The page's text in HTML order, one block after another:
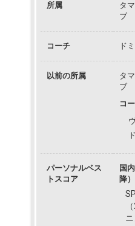
所属
タ
ブ
コーチ ド
以前の所属
タ
ブ
コ
パーソナルベス
トスコア
国
降）